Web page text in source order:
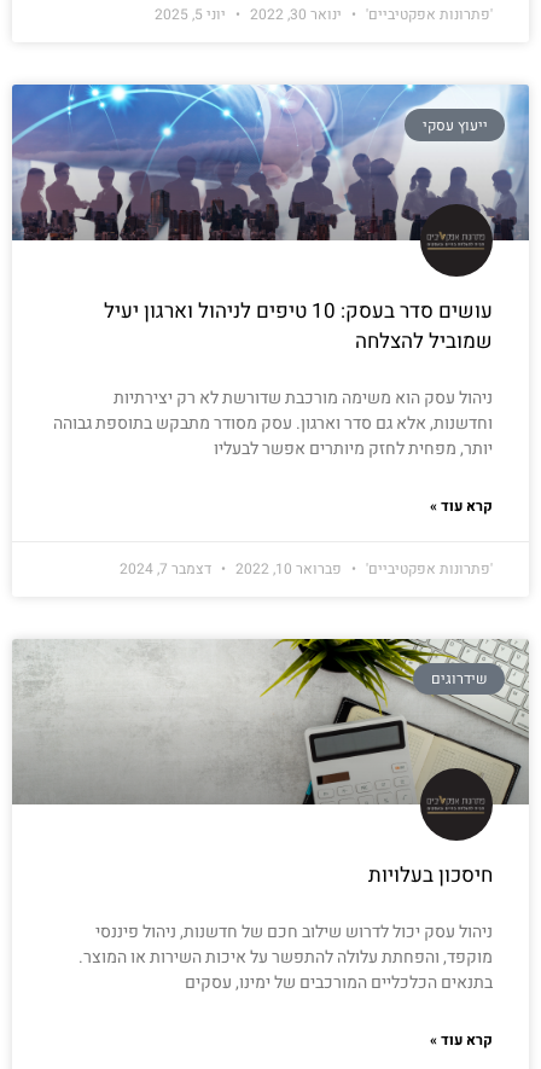
'פתרונות אפקטיביים' ינואר 30, 2022 יוני 5, 2025
ייעוץ עסקי
עושים סדר בעסק: 10 טיפים לניהול וארגון יעיל
שמוביל להצלחה
ניהול עסק הוא משימה מורכבת שדורשת לא רק יצירתיות
וחדשנות, אלא גם סדר וארגון. עסק מסודר מתבקש בתוספת גבוהה
יותר, מפחית לחזק מיותרים אפשר לבעליו
קרא עוד »
'פתרונות אפקטיביים' פברואר 10, 2022 דצמבר 7, 2024
שידרוגים
חיסכון בעלויות
ניהול עסק יכול לדרוש שילוב חכם של חדשנות, ניהול פיננסי
מוקפד, והפחתת עלולה להתפשר על איכות השירות או המוצר.
בתנאים הכלכליים המורכבים של ימינו, עסקים
קרא עוד »